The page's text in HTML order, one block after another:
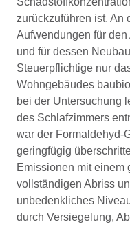
zurückzuführen ist. An
Aufwendungen für
und für dessen
Steuerpflichtige nur
Wohngebäudes
bei der Untersuchung
des Schlafzimmers
war der Formaldehyd-
geringfügig
Emissionen mit einem
vollständigen Abriss
unbedenkliches
durch Versiegelung,